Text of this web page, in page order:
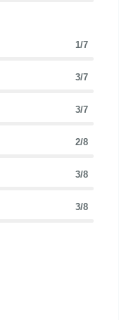
1/7
3/7
3/7
2/8
3/8
3/8